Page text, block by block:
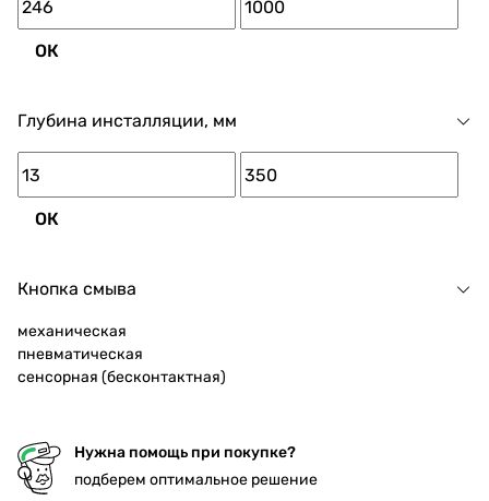
ОК
Глубина инсталляции, мм
ОК
Кнопка смыва
механическая
пневматическая
сенсорная (бесконтактная)
Нужна помощь при покупке?
подберем оптимальное решение